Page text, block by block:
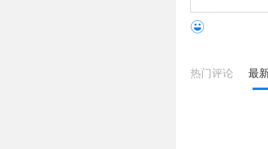
热门评论 最